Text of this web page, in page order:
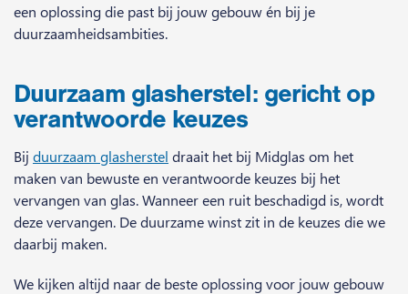
een oplossing die past bij jouw gebouw én bij je
duurzaamheidsambities.
Duurzaam glasherstel: gericht op
verantwoorde keuzes
Bij duurzaam glasherstel draait het bij Midglas om het
maken van bewuste en verantwoorde keuzes bij het
vervangen van glas. Wanneer een ruit beschadigd is, wordt
deze vervangen. De duurzame winst zit in de keuzes die we
daarbij maken.
We kijken altijd naar de beste oplossing voor jouw gebouw